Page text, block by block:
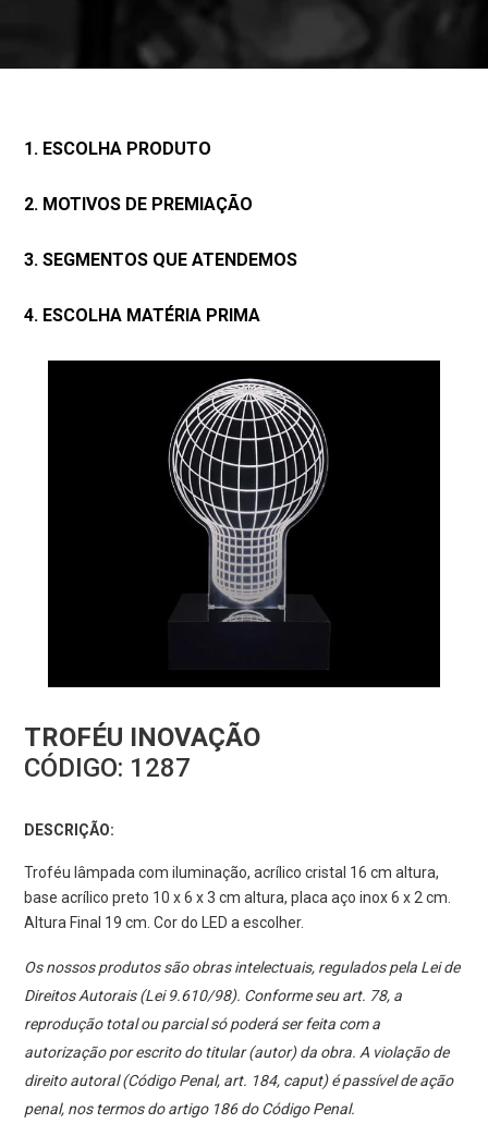
1. ESCOLHA PRODUTO
2. MOTIVOS DE PREMIAÇÃO
3. SEGMENTOS QUE ATENDEMOS
4. ESCOLHA MATÉRIA PRIMA
TROFÉU INOVAÇÃO
CÓDIGO: 1287
DESCRIÇÃO:
Troféu lâmpada com iluminação, acrílico cristal 16 cm altura,
base acrílico preto 10 x 6 x 3 cm altura, placa aço inox 6 x 2 cm.
Altura Final 19 cm. Cor do LED a escolher.
Os nossos produtos são obras intelectuais, regulados pela Lei de
Direitos Autorais (Lei 9.610/98). Conforme seu art. 78, a
reprodução total ou parcial só poderá ser feita com a
autorização por escrito do titular (autor) da obra. A violação de
direito autoral (Código Penal, art. 184, caput) é passível de ação
penal, nos termos do artigo 186 do Código Penal.